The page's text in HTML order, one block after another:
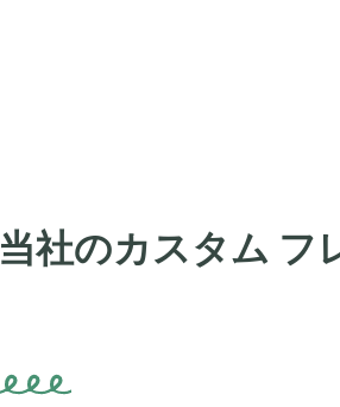
当社のカスタム フ